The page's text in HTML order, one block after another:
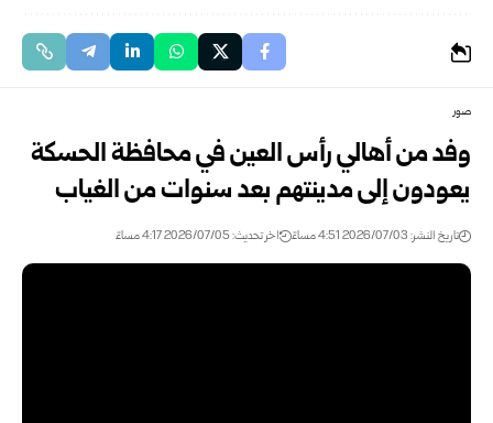
صور
وفد من أهالي رأس العين في محافظة الحسكة
يعودون إلى مدينتهم بعد سنوات من الغياب
تاريخ النشر: 2026/07/03 4:51 مساءً اخر تحديث: 2026/07/05 4:17 مساءً